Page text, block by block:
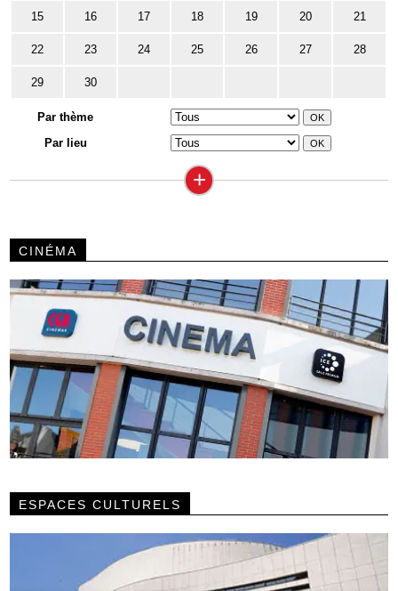
15 16 17 18 19 20 21
22 23 24 25 26 27 28
29 30
Par thème
Par lieu
+
CINÉMA
ESPACES CULTURELS